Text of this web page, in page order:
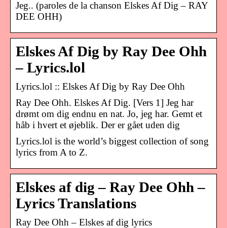
Jeg.. (paroles de la chanson Elskes Af Dig – RAY
DEE OHH)
Elskes Af Dig by Ray Dee Ohh
– Lyrics.lol
Lyrics.lol :: Elskes Af Dig by Ray Dee Ohh
Ray Dee Ohh. Elskes Af Dig. [Vers 1] Jeg har
drømt om dig endnu en nat. Jo, jeg har. Gemt et
håb i hvert et øjeblik. Der er gået uden dig
Lyrics.lol is the world’s biggest collection of song
lyrics from A to Z.
Elskes af dig – Ray Dee Ohh –
Lyrics Translations
Ray Dee Ohh – Elskes af dig lyrics